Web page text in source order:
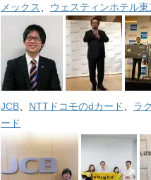
メックス
ウェスティンホテル東
JCB NTTドコモのdカード
ラ
ード